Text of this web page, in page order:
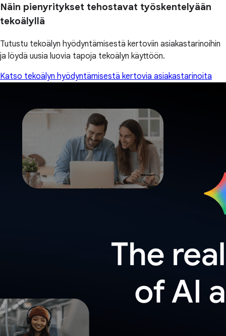
Näin pienyritykset tehostavat työskentelyään
tekoälyllä
Tutustu tekoälyn hyödyntämisestä kertoviin asiakastarinoihin
ja löydä uusia luovia tapoja tekoälyn käyttöön.
Katso tekoälyn hyödyntämisestä kertovia asiakastarinoita